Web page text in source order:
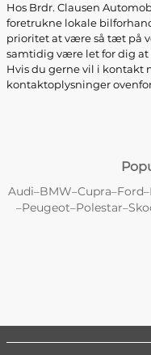
Hos Brdr. Clausen
foretrukne lokale
prioritet at være så tæt på
samtidig være let for dig at
Hvis du gerne vil i kontakt
kontaktoplysninger
Audi–BMW–Cupra–Ford–
–Peugeot–Polestar–